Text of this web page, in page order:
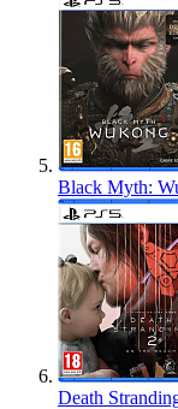
Black Myth:
Death